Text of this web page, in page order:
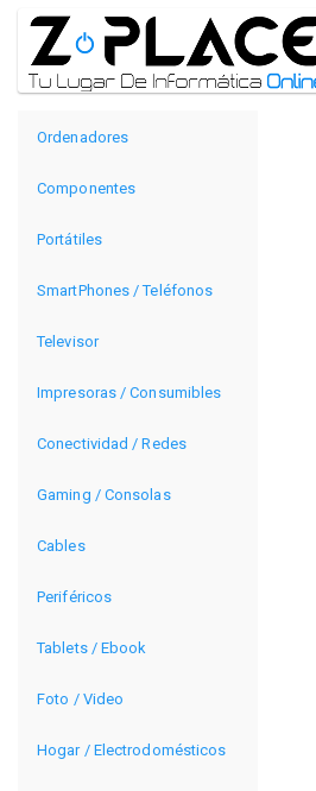
Ordenadores
Componentes
Portátiles
SmartPhones / Teléfonos
Televisor
Impresoras / Consumibles
Conectividad / Redes
Gaming / Consolas
Cables
Periféricos
Tablets / Ebook
Foto / Video
Hogar / Electrodomésticos